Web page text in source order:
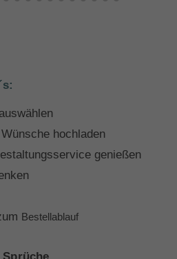
hochladen
genießen
Bestellablauf